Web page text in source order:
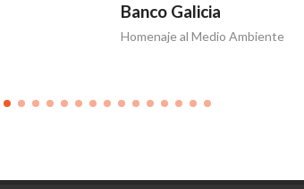
Banco Galicia
Homenaje al Medio Ambiente